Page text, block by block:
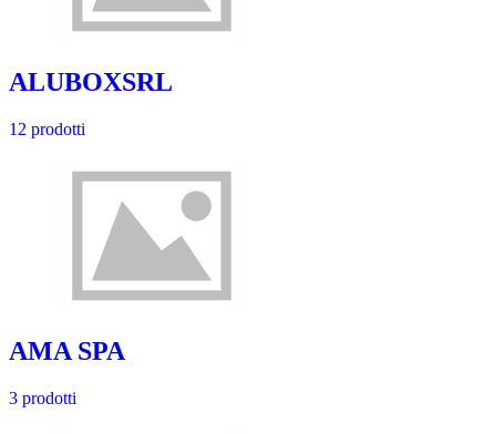
ALUBOXSRL
12 prodotti
AMA SPA
3 prodotti